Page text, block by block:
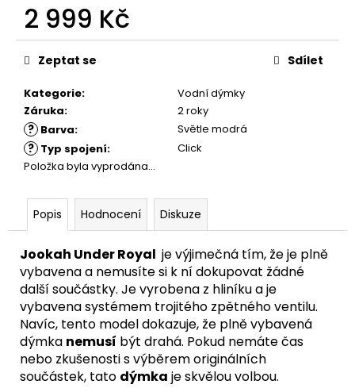
2 999 Kč
Měrná
cena:
Kategorie:
Vodní dýmky
Záruka: 2 roky
? Barva: Světle modrá
? Typ spojení:
Click
Položka byla vyprodána…
Zeptat se Sdílet
Popis Hodnocení Diskuze
Jookah Under Royal je výjimečná tím, že je plně
vybavena a nemusíte si k ní dokupovat žádné
další součástky. Je vyrobena z hliníku a je
vybavena systémem trojitého zpětného ventilu.
Navíc, tento model dokazuje, že plně vybavená
dýmka nemusí být drahá. Pokud nemáte čas
nebo zkušenosti s výběrem originálních
součástek, tato dýmka je skvělou volbou.